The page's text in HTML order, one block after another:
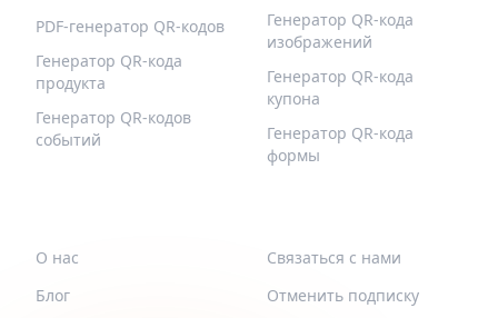
PDF-генератор QR-кодов
Генератор QR-кода
продукта
Генератор QR-кодов
событий
Генератор QR-кода
изображений
Генератор QR-кода
купона
Генератор QR-кода
формы
О нас
Блог
Связаться с нами
Отменить подписку